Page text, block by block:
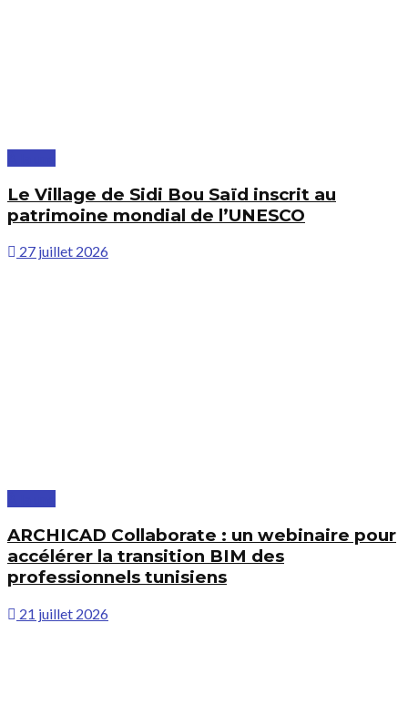
Le Village de Sidi Bou Saïd inscrit au
patrimoine mondial de l’UNESCO
27 juillet 2026
ARCHICAD Collaborate : un webinaire pour
accélérer la transition BIM des
professionnels tunisiens
21 juillet 2026